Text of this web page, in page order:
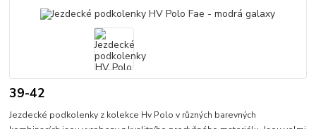
39-42
Jezdecké podkolenky z kolekce Hv Polo v různých barevných